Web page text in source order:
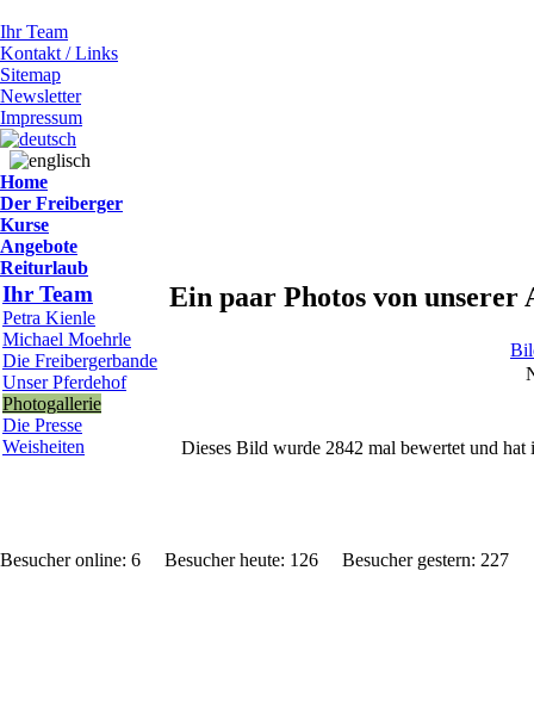
Ihr Team
Kontakt / Links
Sitemap
Newsletter
Impressum
Home
Der Freiberger
Kurse
Angebote
Reiturlaub
Ihr Team
Petra Kienle
Michael Moehrle
Die Freibergerbande
Unser Pferdehof
Photogallerie
Die Presse
Weisheiten
Ein paar Photos von unserer
Dieses Bild wurde 2842 mal bewertet und
Besucher online: 6 Besucher heute: 126 Besucher gestern: